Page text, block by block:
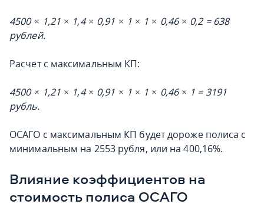
4500 × 1,21 × 1,4 × 0,91 × 1 × 1 × 0,46 × 0,2 = 638
рублей.
Расчет с максимальным КП:
4500 × 1,21 × 1,4 × 0,91 × 1 × 1 × 0,46 × 1 = 3191
рубль.
ОСАГО с максимальным КП будет дороже полиса с
минимальным на 2553 рубля, или на 400,16%.
Влияние коэффициентов на
стоимость полиса ОСАГО